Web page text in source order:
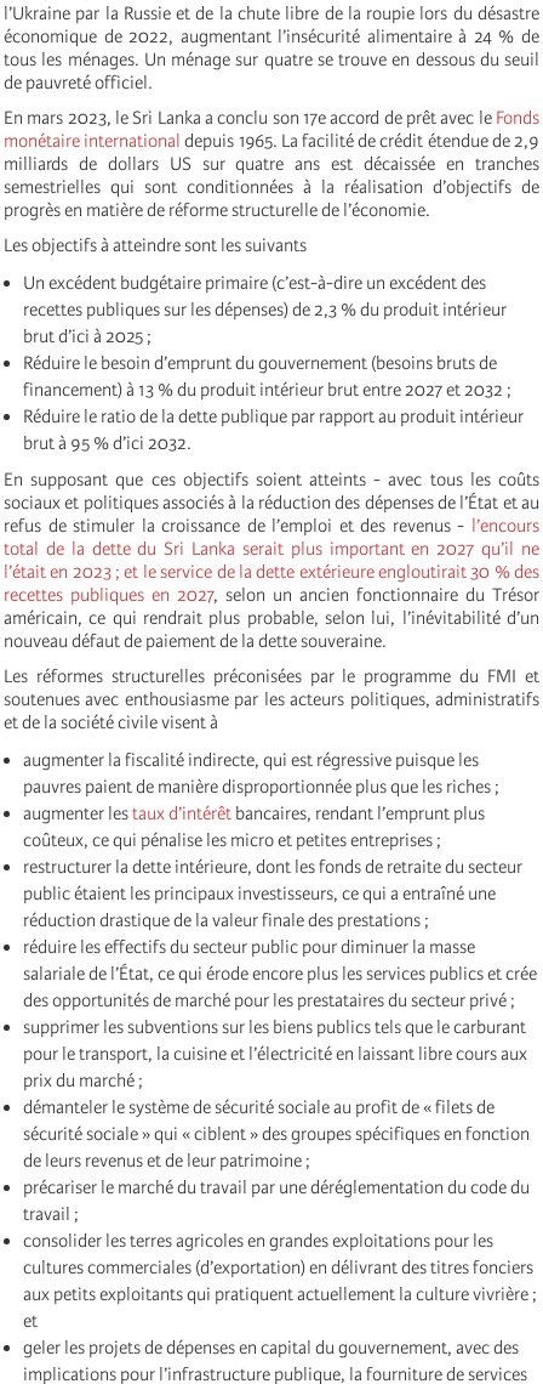
l’Ukraine par la Russie et de la chute libre de la roupie lors du désastre
économique de 2022, augmentant l’insécurité alimentaire à 24 % de
tous les ménages. Un ménage sur quatre se trouve en dessous du seuil
de pauvreté officiel.
En mars 2023, le Sri Lanka a conclu son 17e accord de prêt avec le Fonds
monétaire international depuis 1965. La facilité de crédit étendue de 2,9
milliards de dollars US sur quatre ans est décaissée en tranches
semestrielles qui sont conditionnées à la réalisation d’objectifs de
progrès en matière de réforme structurelle de l’économie.
Les objectifs à atteindre sont les suivants
Un excédent budgétaire primaire (c’est-à-dire un excédent des
recettes publiques sur les dépenses) de 2,3 % du produit intérieur
brut d’ici à 2025 ;
Réduire le besoin d’emprunt du gouvernement (besoins bruts de
financement) à 13 % du produit intérieur brut entre 2027 et 2032 ;
Réduire le ratio de la dette publique par rapport au produit intérieur
brut à 95 % d’ici 2032.
En supposant que ces objectifs soient atteints - avec tous les coûts
sociaux et politiques associés à la réduction des dépenses de l’État et au
refus de stimuler la croissance de l’emploi et des revenus - l’encours
total de la dette du Sri Lanka serait plus important en 2027 qu’il ne
l’était en 2023 ; et le service de la dette extérieure engloutirait 30 % des
recettes publiques en 2027, selon un ancien fonctionnaire du Trésor
américain, ce qui rendrait plus probable, selon lui, l’inévitabilité d’un
nouveau défaut de paiement de la dette souveraine.
Les réformes structurelles préconisées par le programme du FMI et
soutenues avec enthousiasme par les acteurs politiques, administratifs
et de la société civile visent à
augmenter la fiscalité indirecte, qui est régressive puisque les
pauvres paient de manière disproportionnée plus que les riches ;
augmenter lestaux d’intérêt bancaires, rendant l’emprunt plus
coûteux, ce qui pénalise les micro et petites entreprises ;
restructurer la dette intérieure, dont les fonds de retraite du secteur
public étaient les principaux investisseurs, ce qui a entraîné une
réduction drastique de la valeur finale des prestations ;
réduire les effectifs du secteur public pour diminuer la masse
salariale de l’État, ce qui érode encore plus les services publics et crée
des opportunités de marché pour les prestataires du secteur privé ;
supprimer les subventions sur les biens publics tels que le carburant
pour le transport, la cuisine et l’électricité en laissant libre cours aux
prix du marché ;
démanteler le système de sécurité sociale au profit de « filets de
sécurité sociale » qui « ciblent » des groupes spécifiques en fonction
de leurs revenus et de leur patrimoine ;
précariser le marché du travail par une déréglementation du code du
travail ;
consolider les terres agricoles en grandes exploitations pour les
cultures commerciales (d’exportation) en délivrant des titres fonciers
aux petits exploitants qui pratiquent actuellement la culture vivrière ;
et
geler les projets de dépenses en capital du gouvernement, avec des
implications pour l’infrastructure publique, la fourniture de services